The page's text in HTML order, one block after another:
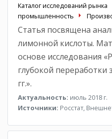
Каталог исследований рынка
промышленность
Статья посвящена
лимонной кислоты.
основе исследования
глубокой переработки
гг.».
Актуальность: июль 2018 г.
Источники: Росстат,